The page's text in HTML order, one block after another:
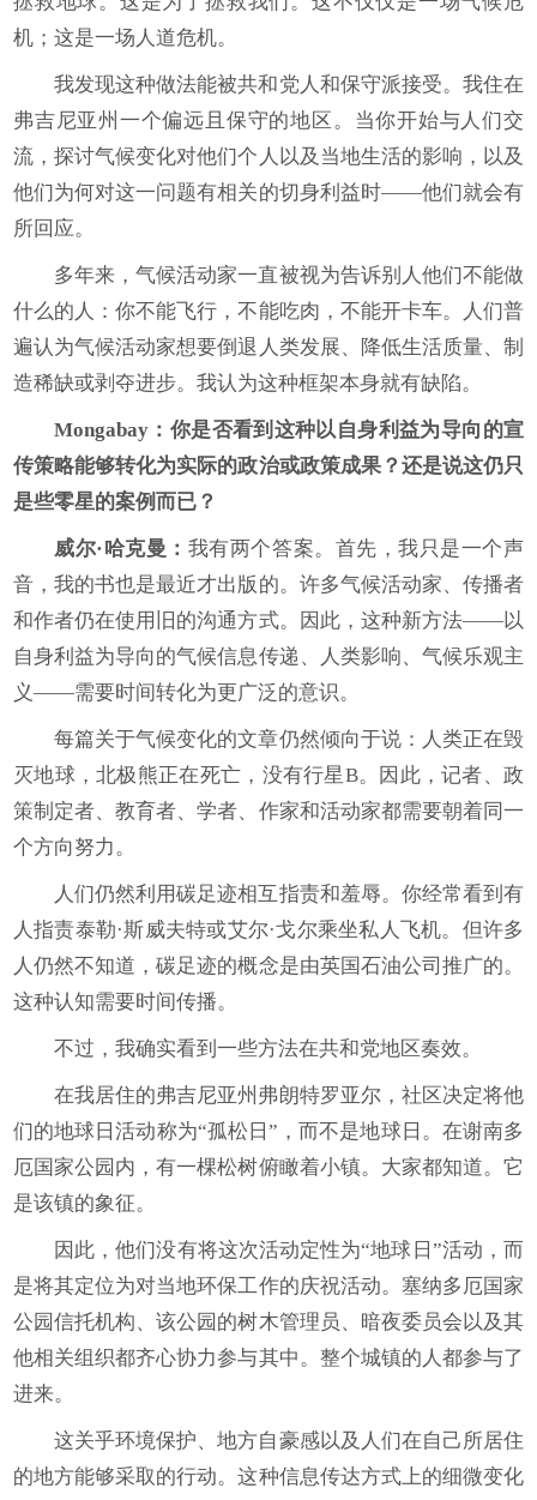
机；这是一场人道危机。
我发现这种做法能被共和党人和保守派接受。我住在
弗吉尼亚州一个偏远且保守的地区。当你开始与人们交
流，探讨气候变化对他们个人以及当地生活的影响，以及
他们为何对这一问题有相关的切身利益时——他们就会有
所回应。
多年来，气候活动家一直被视为告诉别人他们不能做
什么的人：你不能飞行，不能吃肉，不能开卡车。人们普
遍认为气候活动家想要倒退人类发展、降低生活质量、制
造稀缺或剥夺进步。我认为这种框架本身就有缺陷。
Mongabay ：你是否看到这种以自身利益为导向的宣
传策略能够转化为实际的政治或政策成果？还是说这仍只
是些零星的案例而已？
威尔·哈克曼： 我有两个答案。首先，我只是一个声
音，我的书也是最近才出版的。许多气候活动家、传播者
和作者仍在使用旧的沟通方式。因此，这种新方法——以
自身利益为导向的气候信息传递、人类影响、气候乐观主
义——需要时间转化为更广泛的意识。
每篇关于气候变化的文章仍然倾向于说：人类正在毁
灭地球，北极熊正在死亡，没有行星B。因此，记者、政
策制定者、教育者、学者、作家和活动家都需要朝着同一
个方向努力。
人们仍然利用碳足迹相互指责和羞辱。你经常看到有
人指责泰勒·斯威夫特或艾尔·戈尔乘坐私人飞机。但许多
人仍然不知道，碳足迹的概念是由英国石油公司推广的。
这种认知需要时间传播。
不过，我确实看到一些方法在共和党地区奏效。
在我居住的弗吉尼亚州弗朗特罗亚尔，社区决定将他
们的地球日活动称为“孤松日”，而不是地球日。在谢南多
厄国家公园内，有一棵松树俯瞰着小镇。大家都知道。它
是该镇的象征。
因此，他们没有将这次活动定性为“地球日”活动，而
是将其定位为对当地环保工作的庆祝活动。塞纳多厄国家
公园信托机构、该公园的树木管理员、暗夜委员会以及其
他相关组织都齐心协力参与其中。整个城镇的人都参与了
进来。
这关乎环境保护、地方自豪感以及人们在自己所居住
的地方能够采取的行动。这种信息传达方式上的细微变化